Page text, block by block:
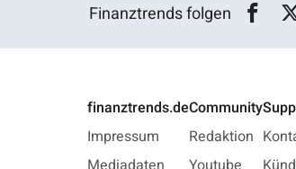
Finanztrends folgen
finanztrends.de
Impressum
Community
Redaktion